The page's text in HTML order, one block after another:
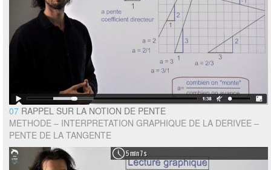
07 RAPPEL SUR LA NOTION DE PENTE
METHODE – INTERPRETATION GRAPHIQUE DE LA DERIVEE –
PENTE DE LA TANGENTE
5 min 7 s